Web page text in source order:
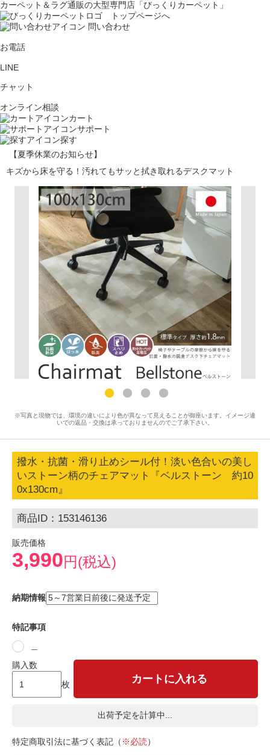
カーペット＆ラグ通販の大型専門店「びっくりカーペット」
問い合わせ
お電話
LINE
チャット
オンライン相談
カート
サポート
探す
【夏季休業のお知らせ】
キズから床を守る！汚れてもサッと拭き取れるデスクマット
※写真と現物では、環境の違いにより色が異なって見えることが御座います。イメージ違
いでの返品・交換は承っておりませんのでご了承下さい。
撥水・抗菌・滑り止めシール付！淡い色合いの美し
いストーン柄のチェアマット『ベルストーン 約10
0x130cm』
商品ID：153146136
販売価格
3,990円(税込)
納期情報
特記事項
購入数
枚
カートに入れる
出荷予定を計算中...
特定商取引法に基づく表記（ ※必読）